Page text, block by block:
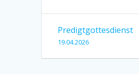
Predigtgottesdienst
19.04.2026